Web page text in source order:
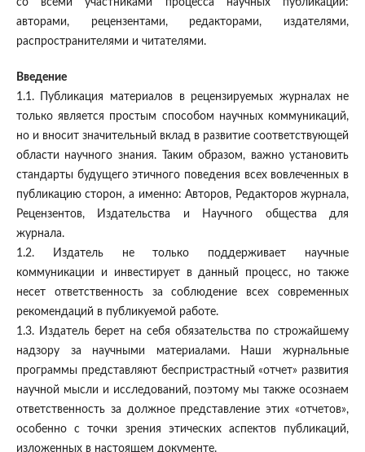
со всеми участниками процесса научных публикаций:
авторами, рецензентами, редакторами, издателями,
распространителями и читателями.
Введение
1.1. Публикация материалов в рецензируемых журналах не
только является простым способом научных коммуникаций,
но и вносит значительный вклад в развитие соответствующей
области научного знания. Таким образом, важно установить
стандарты будущего этичного поведения всех вовлеченных в
публикацию сторон, а именно: Авторов, Редакторов журнала,
Рецензентов, Издательства и Научного общества для
журнала.
1.2. Издатель не только поддерживает научные
коммуникации и инвестирует в данный процесс, но также
несет ответственность за соблюдение всех современных
рекомендаций в публикуемой работе.
1.3. Издатель берет на себя обязательства по строжайшему
надзору за научными материалами. Наши журнальные
программы представляют беспристрастный «отчет» развития
научной мысли и исследований, поэтому мы также осознаем
ответственность за должное представление этих «отчетов»,
особенно с точки зрения этических аспектов публикаций,
изложенных в настоящем документе.